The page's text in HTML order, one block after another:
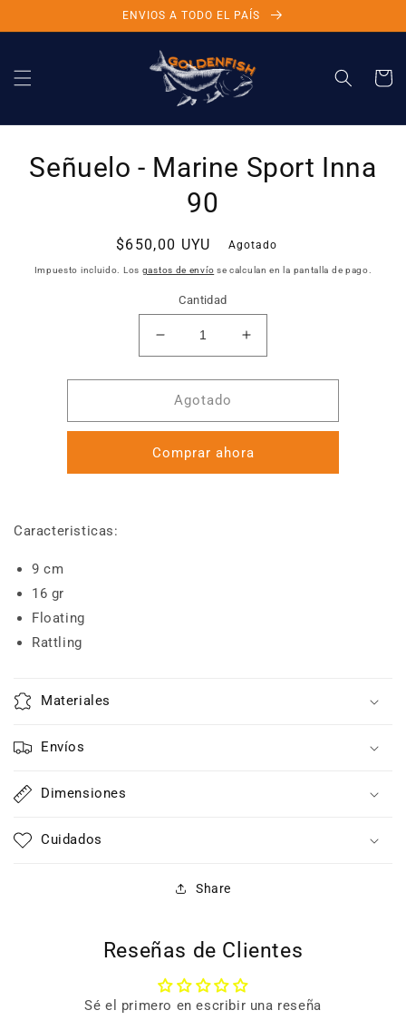
al contenido
ENVIOS A TODO EL PAÍS
Carrito
directamente
a laSeñuelo - Marine Sport Inna
90
Precio
habitual
$650,00 UYU Agotado
Impuesto incluido. Los gastos de envío se calculan en la pantalla de pago.
Cantidad
Reducir
cantidad
para
Señuelo
-
Sport
Inna
Aumentar
cantidad
para
-
Sport
Inna
Agotado
Comprar ahora
Caracteristicas:
9 cm
16 gr
Floating
Rattling
Materiales
Envíos
Dimensiones
Cuidados
Share
Reseñas de Clientes
Sé el primero en escribir una reseña